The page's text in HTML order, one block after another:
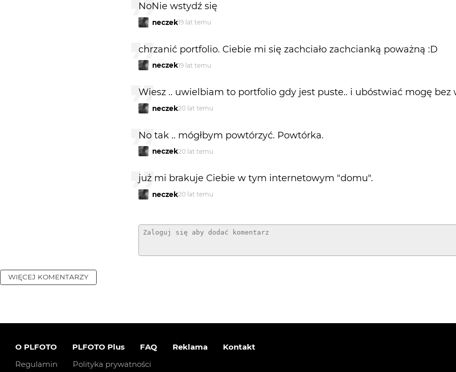
NoNie wstydź się
neczek19 lat temu
chrzanić portfolio. Ciebie mi się zachciało zachcianką poważną :D
neczek19 lat temu
Wiesz .. uwielbiam to portfolio gdy jest puste.. i ubóstwiać mogę bez
neczek20 lat temu
No tak .. mógłbym powtórzyć. Powtórka.
neczek20 lat temu
już mi brakuje Ciebie w tym internetowym "domu".
neczek20 lat temu
WIĘCEJ KOMENTARZY
O PLFOTO PLFOTO Plus FAQ Reklama
Kontakt
Regulamin
Polityka prywatności